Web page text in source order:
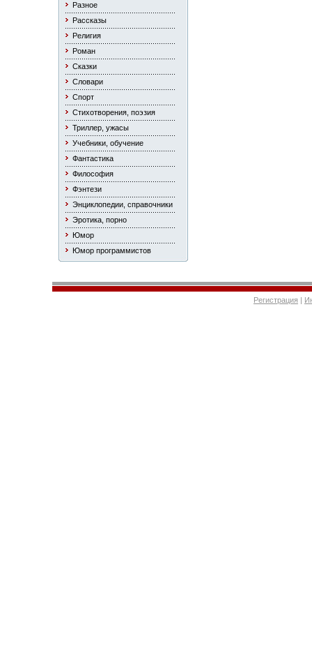
Разное
Рассказы
Религия
Роман
Сказки
Словари
Спорт
Стихотворения, поэзия
Триллер, ужасы
Учебники, обучение
Фантастика
Философия
Фэнтези
Энциклопедии, справочники
Эротика, порно
Юмор
Юмор программистов
Регистрация |